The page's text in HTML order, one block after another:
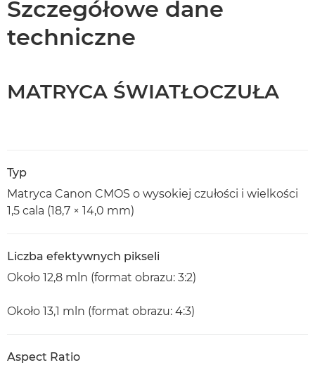
Szczegółowe dane
techniczne
MATRYCA ŚWIATŁOCZUŁA
Typ
Matryca Canon CMOS o wysokiej czułości i wielkości
1,5 cala (18,7 × 14,0 mm)
Liczba efektywnych pikseli
Około 12,8 mln (format obrazu: 3:2)
Około 13,1 mln (format obrazu: 4:3)
Aspect Ratio